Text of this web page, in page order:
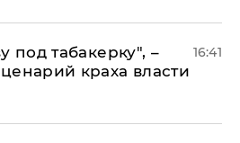
под табакерку", –
краха власти
16:41